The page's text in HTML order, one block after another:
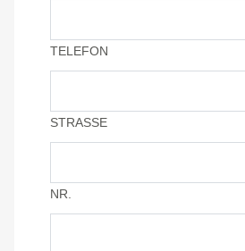
TELEFON
STRASSE
NR.